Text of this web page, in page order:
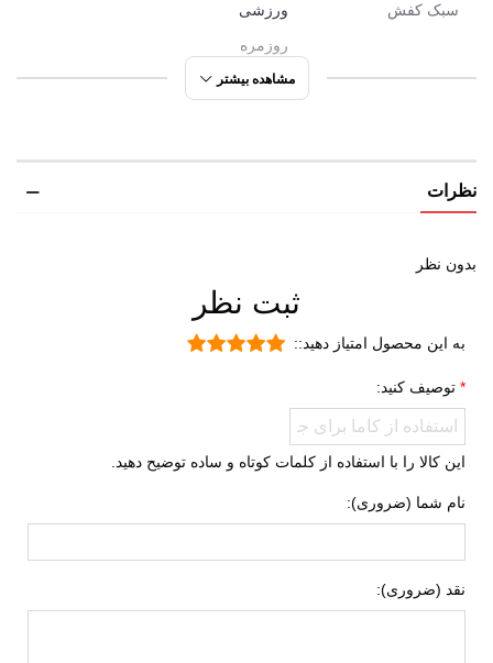
سبک کفش
ورزشی
روزمره
پیاده روی
راحتی
تمرین
جنس رویه
TPU (ترمو پلاستیک پلی اورتان)
ویژگی کفی داخلی
طبی
جنس زیره
ای وی ای (EVA)
لاستیک هامتو
مشاهده بیشتر
نظرات
بدون نظر
ثبت نظر
به این محصول امتیاز دهید::
توصیف کنید:
این کالا را با استفاده از کلمات کوتاه و ساده توضیح دهید.
نام شما (ضروری):
نقد (ضروری):